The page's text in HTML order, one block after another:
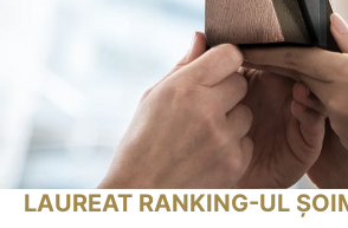
LAUREAT RANKING-UL